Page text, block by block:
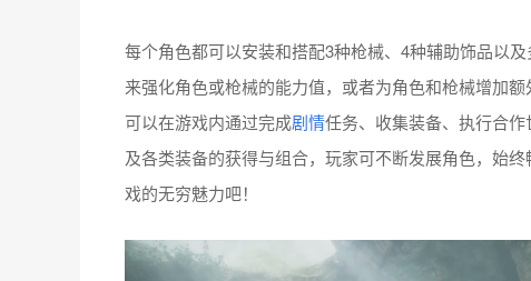
每个角色都可以安装和搭配3种枪械、4种辅助饰品以
来强化角色或枪械的能力值，或者为角色和枪械增加
可以在游戏内通过完成剧情任务、收集装备、执行合
及各类装备的获得与组合，玩家可不断发展角色，始
戏的无穷魅力吧！